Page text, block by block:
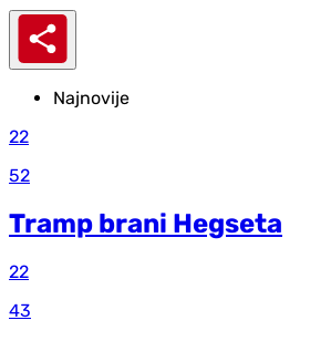
Najnovije
22
52
Tramp brani Hegseta
22
43